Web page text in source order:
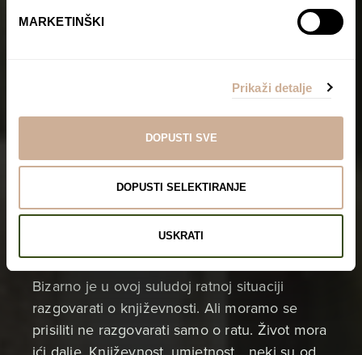
MARKETINŠKI
Prikaži detalje
DOPUSTI SVE
DOPUSTI SELEKTIRANJE
USKRATI
Marinko Koščec
Marinko Koščec
Bizarno je u ovoj suludoj ratnoj situaciji
razgovarati o književnosti. Ali moramo se
prisiliti ne razgovarati samo o ratu. Život mora